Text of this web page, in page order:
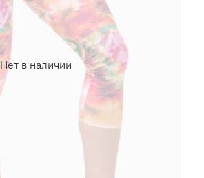
Нет в наличии